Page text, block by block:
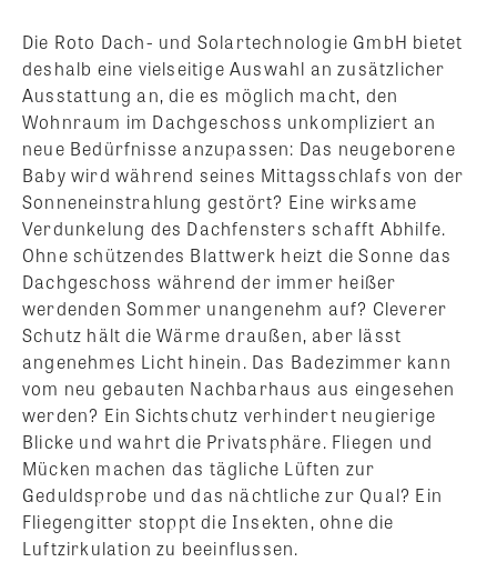
Die Roto Dach- und Solartechnologie GmbH bietet
deshalb eine vielseitige Auswahl an zusätzlicher
Ausstattung an, die es möglich macht, den
Wohnraum im Dachgeschoss unkompliziert an
neue Bedürfnisse anzupassen: Das neugeborene
Baby wird während seines Mittagsschlafs von der
Sonneneinstrahlung gestört? Eine wirksame
Verdunkelung des Dachfensters schafft Abhilfe.
Ohne schützendes Blattwerk heizt die Sonne das
Dachgeschoss während der immer heißer
werdenden Sommer unangenehm auf? Cleverer
Schutz hält die Wärme draußen, aber lässt
angenehmes Licht hinein. Das Badezimmer kann
vom neu gebauten Nachbarhaus aus eingesehen
werden? Ein Sichtschutz verhindert neugierige
Blicke und wahrt die Privatsphäre. Fliegen und
Mücken machen das tägliche Lüften zur
Geduldsprobe und das nächtliche zur Qual? Ein
Fliegengitter stoppt die Insekten, ohne die
Luftzirkulation zu beeinflussen.